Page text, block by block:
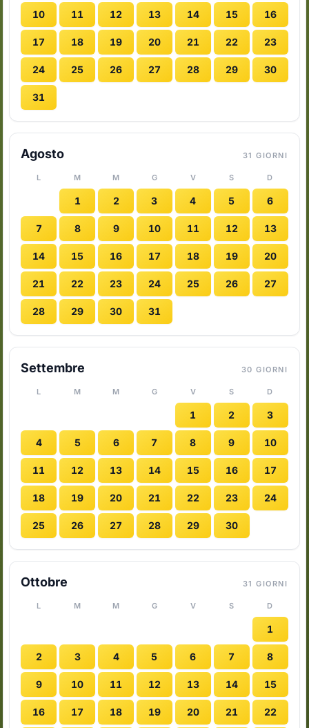
10 11 12 13 14 15 16
17 18 19 20 21 22 23
24 25 26 27 28 29 30
31
Agosto 31 GIORNI
L M M G V S D
1 2 3 4 5 6
7 8 9 10 11 12 13
14 15 16 17 18 19 20
21 22 23 24 25 26 27
28 29 30 31
Settembre 30 GIORNI
L M M G V S D
1 2 3
4 5 6 7 8 9 10
11 12 13 14 15 16 17
18 19 20 21 22 23 24
25 26 27 28 29 30
Ottobre 31 GIORNI
L M M G V S D
1
2 3 4 5 6 7 8
9 10 11 12 13 14 15
16 17 18 19 20 21 22